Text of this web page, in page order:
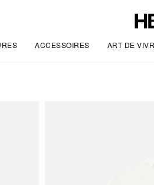
ACCESSOIRES ART DE